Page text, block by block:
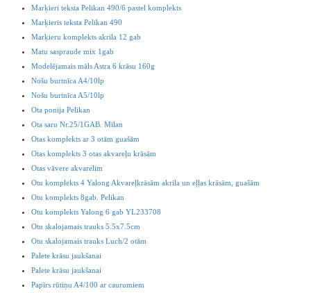
Marķieri teksta Pelikan 490/6 pastel komplekts
Marķieris teksta Pelikan 490
Marķieru komplekts akrila 12 gab
Matu saspraude mix 1gab
Modelējamais māls Astra 6 krāsu 160g
Nošu burtnīca A4/10lp
Nošu burtnīca A5/10lp
Ota ponija Pelikan
Ota saru Nr.25/1GAB. Milan
Otas komplekts ar 3 otām guašām
Otas komplekts 3 otas akvareļu krāsām
Otas vāvere akvarelim
Otu komplekts 4 Yalong Akvareļkrāsām akrila un eļļas krāsām, guašām
Otu komplekts 8gab. Pelikan
Otu komplekts Yalong 6 gab YL233708
Otu skalojamais trauks 5.5x7.5cm
Otu skalojamais trauks Luch/2 otām
Palete krāsu jaukšanai
Palete krāsu jaukšanai
Papīrs rūtiņu A4/100 ar caurumiem